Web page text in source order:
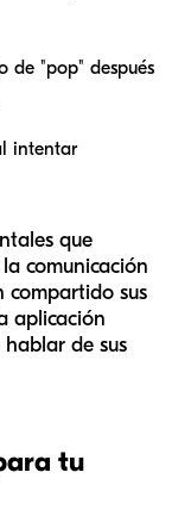
de "pop" después
intentar
que
comunicación
compartido sus
aplicación
de sus
tu